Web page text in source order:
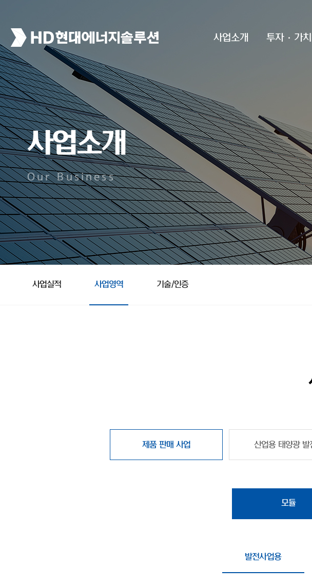
사업소개 투자·가치
사업소개
Our Business
사업실적 사업영역 기술/인증
제품 판매 사업 산업용 태양광 발
모듈
발전사업용